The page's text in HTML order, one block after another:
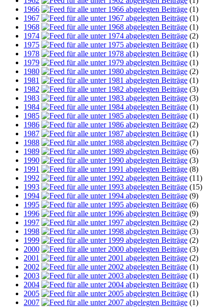
1966
(1)
1967
(1)
1968
(1)
1974
(2)
1975
(1)
1978
(1)
1979
(1)
1980
(2)
1981
(1)
1982
(3)
1983
(3)
1984
(1)
1985
(1)
1986
(2)
1987
(1)
1988
(7)
1989
(6)
1990
(3)
1991
(8)
1992
(11)
1993
(15)
1994
(9)
1995
(6)
1996
(9)
1997
(2)
1998
(3)
1999
(2)
2000
(3)
2001
(2)
2002
(1)
2003
(1)
2004
(1)
2005
(1)
2007
(1)